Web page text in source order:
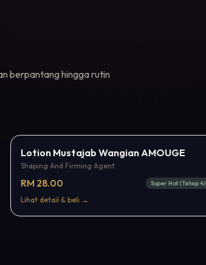
berpantang hingga rutin
Popular
Lotion Mustajab Wangian AMOUGE
Shaping And Firming Agent
RM 28.00 Super Hot (Tahap 4)
Lihat detail & beli →